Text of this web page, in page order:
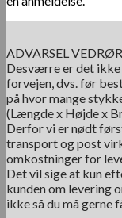
ADVARSEL
Desværre er det
forvejen, dvs. før
på hvor mange
(Længde x Højde x
Derfor vi er nødt
transport og post
omkostninger for
Det vil sige at kun
kunden om levering
ikke så du må gerne